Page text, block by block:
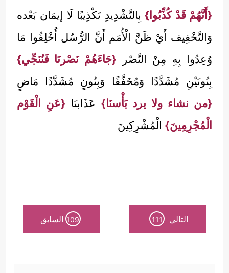
{أَنَّهُمْ قَدْ كُذِّبُوا}بِالتَّشْدِيدِ تَكْذِيبًا لَا إيمَان بَعْده
وَالتَّخْفِيف أَيْ ظَنَّ الْأُمَم أَنَّ الرُّسُل أُخْلِفُوا مَا
وُعِدُوا بِهِ مِنْ النَّصْر {جَاءَهُمْ نَصْرنَا فَنُنَجِّي}
بِنُونَيْنِ مُشَدَّدًا وَمُخَفَّفًا وَبِنُونٍ مُشَدَّدًا مَاضٍ
{من نشاء ولا يرد بَأْسنَا} عَذَابنَا {عَنِ الْقَوْم
الْمُجْرِمِينَ} الْمُشْرِكِينَ
التالي 111
109 السابق